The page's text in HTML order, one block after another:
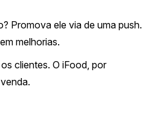
Promova ele via de uma push.
melhorias.
clientes. O iFood, por